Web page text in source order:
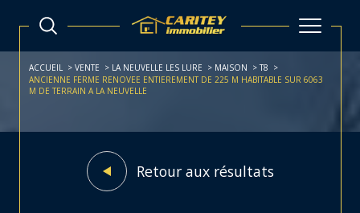
ACCUEIL VENTE LA NEUVELLE LES LURE MAISON
T8
ANCIENNE FERME RENOVEE ENTIEREMENT DE 225 M HABITABLE SUR 6063
M DE TERRAIN A LA NEUVELLE
Retour aux résultats